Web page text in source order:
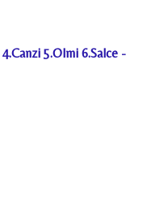
4.Canzi 5.Olmi 6.Salce -